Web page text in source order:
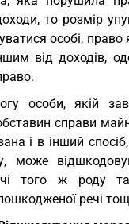
то розмір
особі, право
від доходів,
особи, якій
справи
і в інший
може
того ж роду
речі